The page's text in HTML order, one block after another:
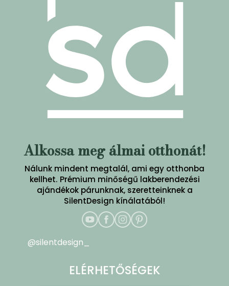
Alkossa meg álmai otthonát!
Nálunk mindent megtalál, ami egy otthonba
kellhet. Prémium minőségű lakberendezési
ajándékok párunknak, szeretteinknek a
SilentDesign kínálatából!
@silentdesign_
ELÉRHETŐSÉGEK